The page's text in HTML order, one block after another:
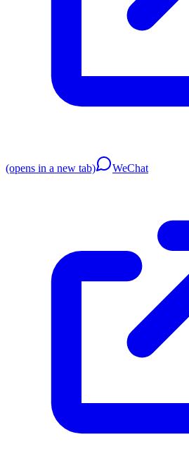
(opens in a new tab) WeChat